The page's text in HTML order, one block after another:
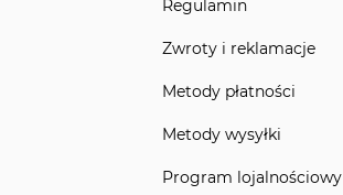
Regulamin
Zwroty i reklamacje
Metody płatności
Metody wysyłki
Program lojalnościowy